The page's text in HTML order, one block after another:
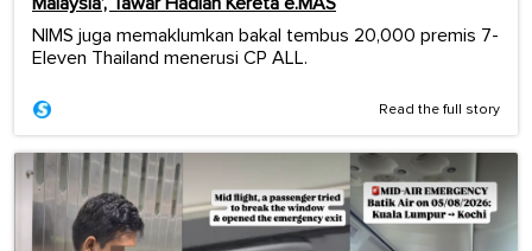
NIMS juga memaklumkan bakal tembus 20,000 premis 7-
Eleven Thailand menerusi CP ALL.
Read the full story